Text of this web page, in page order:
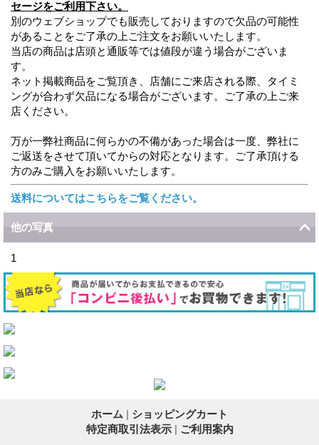
セージをご利用下さい。
別のウェブショップでも販売しておりますので欠品の可能性
があることをご了承の上ご注文をお願いいたします。
当店の商品は店頭と通販等では値段が違う場合がございま
す。
ネット掲載商品をご覧頂き、店舗にご来店される際、タイミ
ングが合わず欠品になる場合がございます。ご了承の上ご来
店ください。
万が一弊社商品に何らかの不備があった場合は一度、弊社に
ご返送をさせて頂いてからの対応となります。ご了承頂ける
方のみご購入をお願いいたします。
送料についてはこちらをご覧ください。
他の写真
1
ホーム | ショッピングカート
特定商取引法表示 | ご利用案内